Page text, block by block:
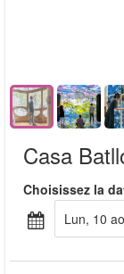
Casa
Choisissez la
lun, 10